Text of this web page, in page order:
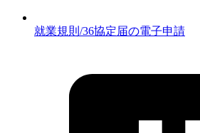
就業規則/36協定届の電子申請